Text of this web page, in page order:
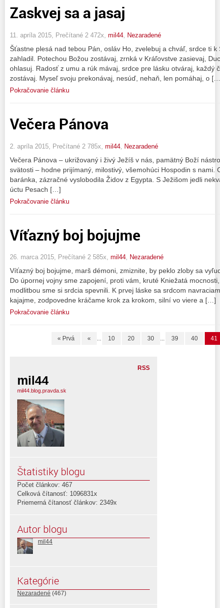
Zaskvej sa a jasaj
11. apríla 2015, Prečítané 2 472x, mil44 Nezaradené
Šťastne plesá nad tebou Pán, osláv Ho, zvelebuj a chváľ, srdce ti
zahladil. Potechou Božou zostávaj, zrnká v Kráľovstve zasievaj,
ohlasuj. Radosť z umu a rúk mávaj, srdce pre lásku otváraj, každý
zostávaj. Myseľ svoju prekonávaj, nesúď, nehaň, len pomáhaj, o
Pokračovanie článku
Večera Pánova
2. apríla 2015, Prečítané 2 785x, mil44 Nezaradené
Večera Pánova – ukrižovaný i živý Ježíš v nás, pamätný Boží
svätosti – hodne prijímaný, milostivý, všemohúci Hospodin s nami.
baránka, zázračné vyslobodila Židov z Egypta. S Ježišom jedli
úctu Pesach […]
Pokračovanie článku
Víťazný boj bojujme
26. marca 2015, Prečítané 2 585x, mil44, Nezaradené
Víťazný boj bojujme, marš démoni, zmiznite, by peklo zloby sa
Do úpornej vojny sme zapojení, proti vám, kruté Kniežatá
modlitbou sme si srdcia spevnili. K prvej láske sa srdcom
kajajme, zodpovedne kráčame krok za krokom, silní vo viere a […]
Pokračovanie článku
« Prvá « ... 10 20 30 ... 39 40 41
RSS
mil44
mil44.blog.pravda.sk
Štatistiky blogu
Počet článkov: 467
Celková čítanosť: 1096831x
Priemerná čítanosť článkov: 2349x
Autor blogu
mil44
Kategórie
Nezaradené (467)